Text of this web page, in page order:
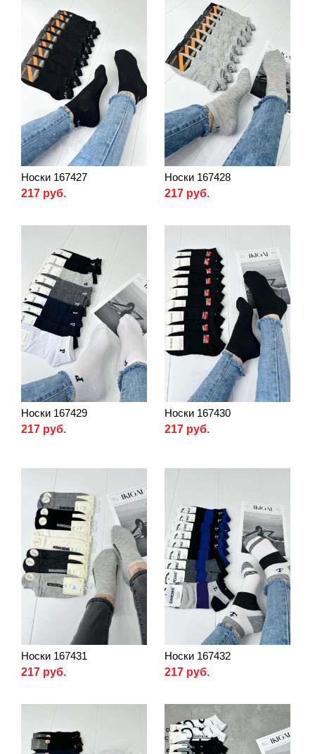
Носки 167427
217 руб.
Носки 167428
217 руб.
Носки 167429
217 руб.
Носки 167430
217 руб.
Носки 167431
217 руб.
Носки 167432
217 руб.